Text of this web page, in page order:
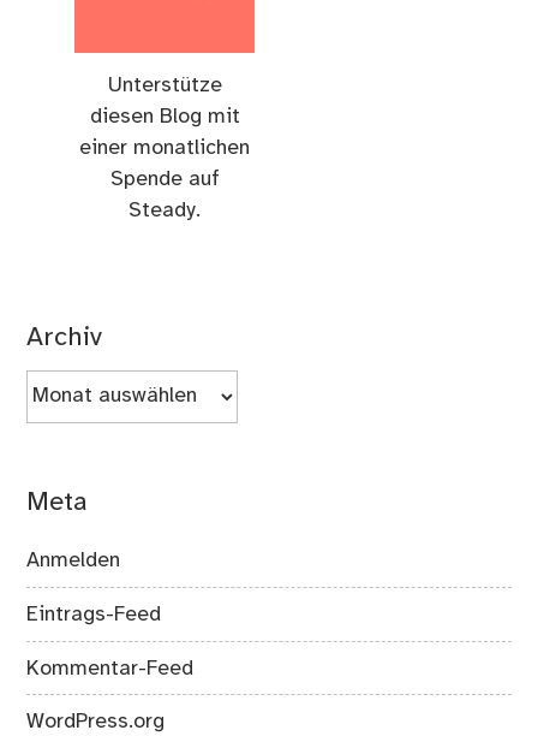
Unterstütze
diesen Blog mit
einer monatlichen
Spende auf
Steady.
Archiv
Archiv
Meta
Anmelden
Eintrags-Feed
Kommentar-Feed
WordPress.org